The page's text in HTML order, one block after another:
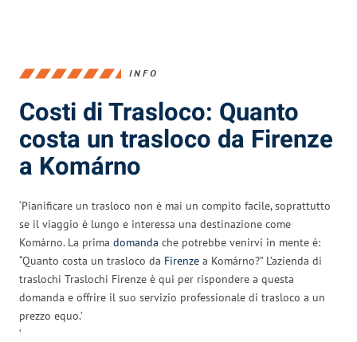
INFO
Costi di Trasloco: Quanto
costa un trasloco da Firenze
a Komárno
‘Pianificare un trasloco non è mai un compito facile, soprattutto
se il viaggio è lungo e interessa una destinazione come
Komárno. La prima domanda che potrebbe venirvi in mente è:
“Quanto costa un trasloco da Firenze a Komárno?” L’azienda di
traslochi Traslochi Firenze è qui per rispondere a questa
domanda e offrire il suo servizio professionale di trasloco a un
prezzo equo.’
‘